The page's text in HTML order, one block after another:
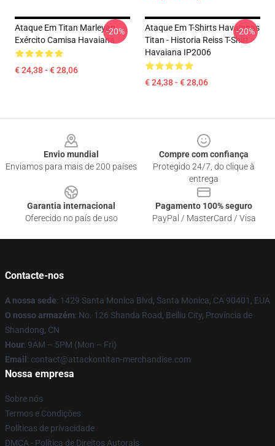
Ataque Em Titan Marleyan
Exército Camisa Havaiana
€ 24,38 - € 28,06
-20%
Ataque Em T-Shirts Havaianas
Titan - Historia Reiss T-Shirt
Havaiana IP2006
€ 24,38 - € 28,06
-20%
Envio mundial
Enviamos para mais de 200 países
Compre com confiança
Protegido 24/7, do clique à
entrega
Garantia internacional
Oferecido no país de uso
Pagamento 100% seguro
PayPal / MasterCard / Visa
Contacte-nos
A nossa sede: 1429 Santa Monica Blvd, Santa Monica, CA 90401, EUA
O nosso armazém: No. 126 Shanda Road, Beiliu City, Província de
Shandong, CN
Hour: 9AM – 5PM (Mon – Fri)
Email : contact@attackontitan-merchandise.com
Nossa empresa
Sobre nós
Termos e Condições
Políticas de privacidade
DMCA - Política de Direitos Autorais